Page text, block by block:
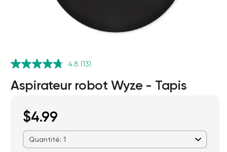
4.8 (13)
Aspirateur robot Wyze - Tapis
$4.99
Quantité: 1